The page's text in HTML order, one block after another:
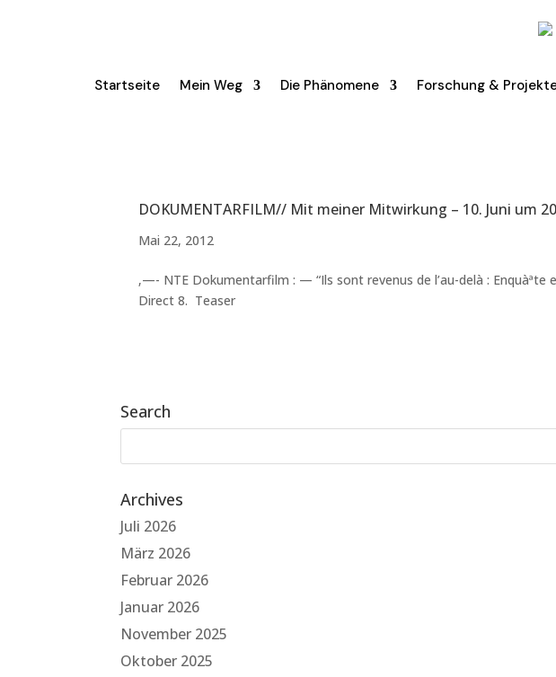
Startseite Mein Weg Die Phänomene Forschung &
DOKUMENTARFILM// Mit meiner Mitwirkung – 10. Juni um
Mai 22, 2012
‚—- NTE Dokumentarfilm : — “Ils sont revenus de l’au-delà :
Direct 8. Teaser
Search
Archives
Juli 2026
März 2026
Februar 2026
Januar 2026
November 2025
Oktober 2025